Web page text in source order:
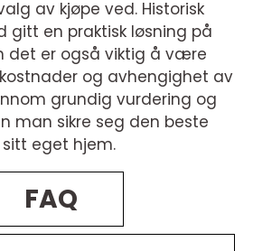
av kjøpe ved. Historisk
gitt en praktisk løsning på
det er også viktig å være
og avhengighet av
grundig vurdering og
man sikre seg den beste
eget hjem.
FAQ